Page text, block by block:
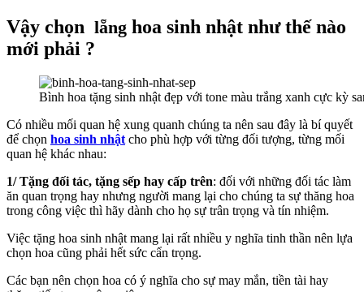
Vậy chọn lẵng hoa sinh nhật như thế nào
mới phải ?
Bình hoa tặng sinh nhật đẹp với tone màu trắng xanh cực kỳ
Có nhiều mối quan hệ xung quanh chúng ta nên sau đây là bí quyết
để chọn hoa sinh nhậtcho phù hợp với từng đối tượng, từng mối
quan hệ khác nhau:
1/ Tặng đối tác, tặng sếp hay cấp trên: đối với những đối tác làm
ăn quan trọng hay nhưng người mang lại cho chúng ta sự thăng hoa
trong công việc thì hãy dành cho họ sự trân trọng và tín nhiệm.
Việc tặng hoa sinh nhật mang lại rất nhiều y nghĩa tinh thần nên lựa
chọn hoa cũng phải hết sức cẩn trọng.
Các bạn nên chọn hoa có ý nghĩa cho sự may mắn, tiền tài hay